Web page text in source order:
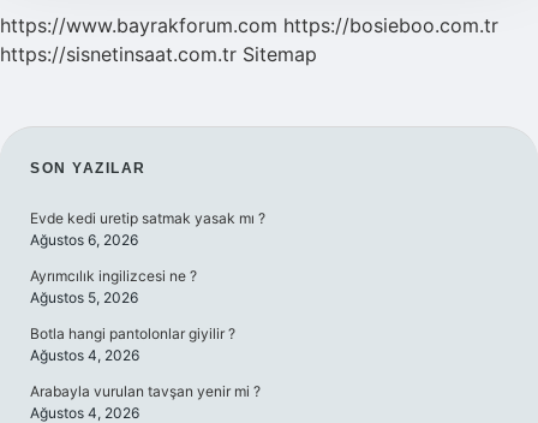
https://www.bayrakforum.com https://bosieboo.com.tr
https://sisnetinsaat.com.tr Sitemap
SIDEBAR
SON YAZILAR
Evde kedi uretip satmak yasak mı ?
Ağustos 6, 2026
Ayrımcılık ingilizcesi ne ?
Ağustos 5, 2026
Botla hangi pantolonlar giyilir ?
Ağustos 4, 2026
Arabayla vurulan tavşan yenir mi ?
Ağustos 4, 2026